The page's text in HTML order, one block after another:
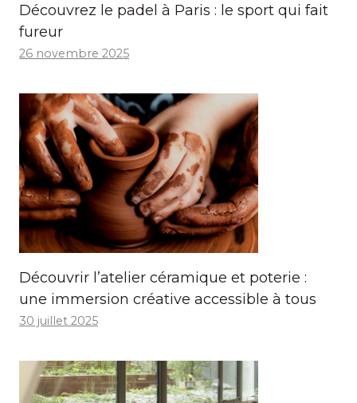
Découvrez le padel à Paris : le sport qui fait
fureur
26 novembre 2025
Découvrir l’atelier céramique et poterie :
une immersion créative accessible à tous
30 juillet 2025